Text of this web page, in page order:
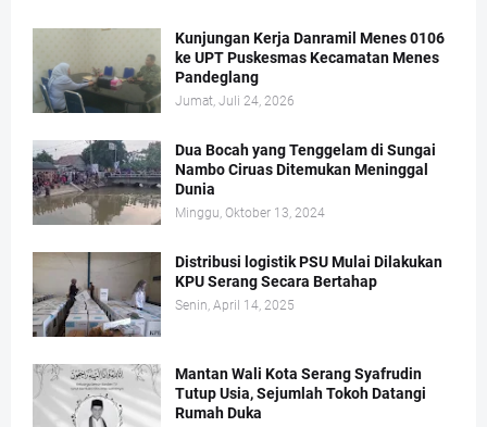
Kunjungan Kerja Danramil Menes 0106
ke UPT Puskesmas Kecamatan Menes
Pandeglang
Jumat, Juli 24, 2026
Dua Bocah yang Tenggelam di Sungai
Nambo Ciruas Ditemukan Meninggal
Dunia
Minggu, Oktober 13, 2024
Distribusi logistik PSU Mulai Dilakukan
KPU Serang Secara Bertahap
Senin, April 14, 2025
Mantan Wali Kota Serang Syafrudin
Tutup Usia, Sejumlah Tokoh Datangi
Rumah Duka